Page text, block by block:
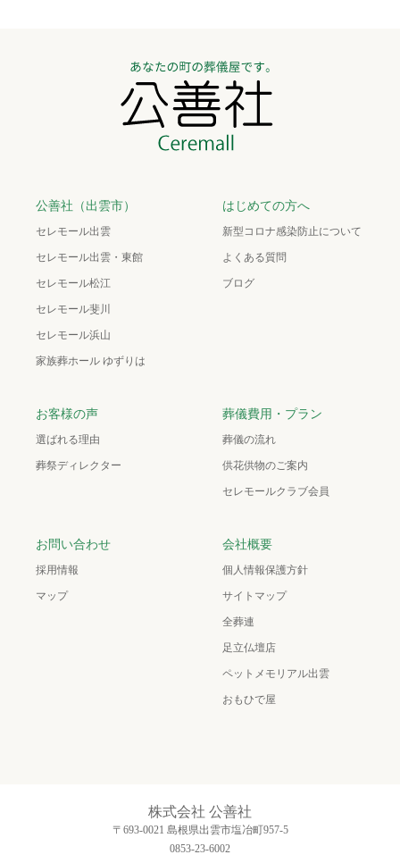
公善社（出雲市）
セレモール出雲
セレモール出雲・東館
セレモール松江
セレモール斐川
セレモール浜山
家族葬ホール ゆずりは
はじめての方へ
新型コロナ感染防止について
よくある質問
ブログ
お客様の声
選ばれる理由
葬祭ディレクター
葬儀費用・プラン
葬儀の流れ
供花供物のご案内
セレモールクラブ会員
お問い合わせ
採用情報
マップ
会社概要
個人情報保護方針
サイトマップ
全葬連
足立仏壇店
ペットメモリアル出雲
おもひで屋
株式会社 公善社
〒693-0021 島根県出雲市塩冶町957-5
0853-23-6002